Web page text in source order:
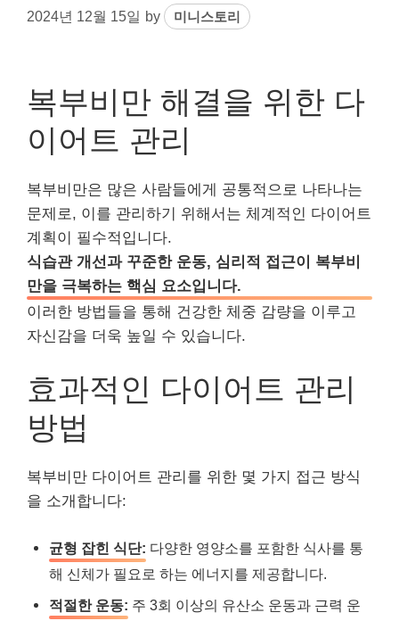
2024년 12월 15일 by 미니스토리
복부비만 해결을 위한 다
이어트 관리
복부비만은 많은 사람들에게 공통적으로 나타나는
문제로, 이를 관리하기 위해서는 체계적인 다이어트
계획이 필수적입니다.
식습관 개선과 꾸준한 운동, 심리적 접근이 복부비
만을 극복하는 핵심 요소입니다.
이러한 방법들을 통해 건강한 체중 감량을 이루고
자신감을 더욱 높일 수 있습니다.
효과적인 다이어트 관리
방법
복부비만 다이어트 관리를 위한 몇 가지 접근 방식
을 소개합니다:
균형 잡힌 식단: 다양한 영양소를 포함한 식사를 통
해 신체가 필요로 하는 에너지를 제공합니다.
적절한 운동: 주 3회 이상의 유산소 운동과 근력 운